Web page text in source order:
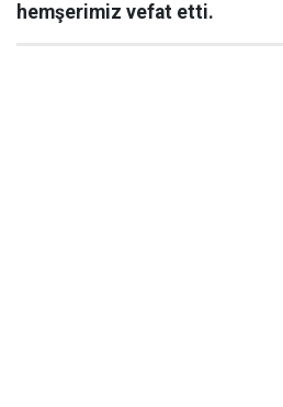
hemşerimiz vefat etti.